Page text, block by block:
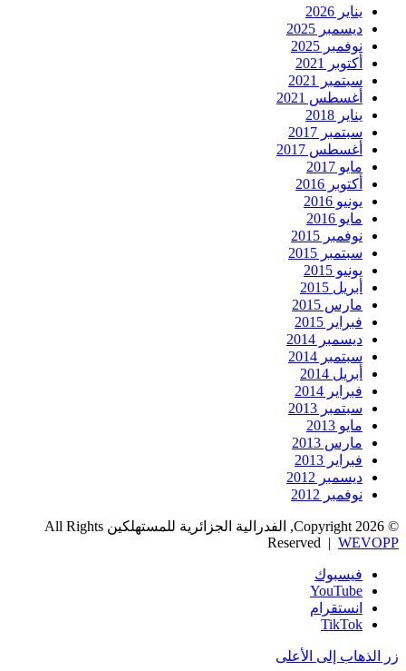
يناير 2026
ديسمبر 2025
نوفمبر 2025
أكتوبر 2021
سبتمبر 2021
أغسطس 2021
يناير 2018
سبتمبر 2017
أغسطس 2017
مايو 2017
أكتوبر 2016
يونيو 2016
مايو 2016
نوفمبر 2015
سبتمبر 2015
يونيو 2015
أبريل 2015
مارس 2015
فبراير 2015
ديسمبر 2014
سبتمبر 2014
أبريل 2014
فبراير 2014
سبتمبر 2013
مايو 2013
مارس 2013
فبراير 2013
ديسمبر 2012
نوفمبر 2012
© Copyright 2026, الفدرالية الجزائرية للمستهلكين All Rights
Reserved | WEVOPP
فيسبوك
‫YouTube
انستقرام
‫TikTok
زر الذهاب إلى الأعلى